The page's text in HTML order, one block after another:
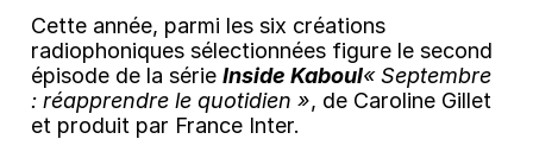
Cette année, parmi les six créations
radiophoniques sélectionnées figure le second
épisode de la série Inside Kaboul« Septembre
: réapprendre le quotidien », de Caroline Gillet
et produit par France Inter.